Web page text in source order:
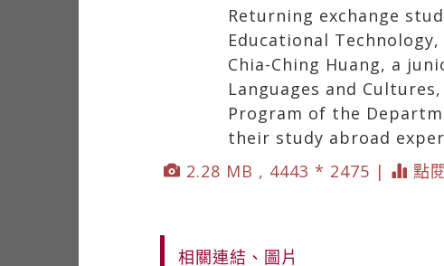
Returning exchange
Educational
Chia-Ching Huang, a
Languages and
Program of the
their study abroad
2.28 MB , 4443 * 2475 |
點
相關連結、圖片